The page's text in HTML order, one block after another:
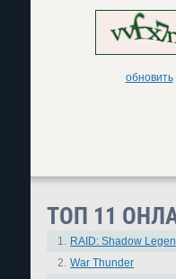
обновить
ТОП 11
1. RAID: Shadow
2. War Thunder